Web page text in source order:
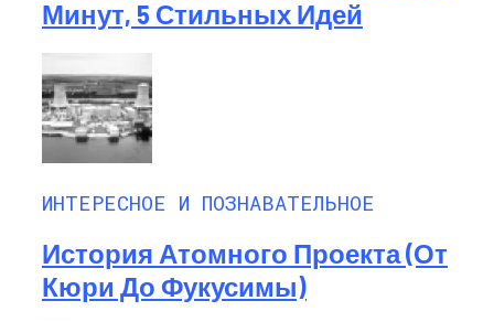
Минут, 5 Стильных Идей
ИНТЕРЕСНОЕ И ПОЗНАВАТЕЛЬНОЕ
История Атомного Проекта (от
Кюри До Фукусимы)